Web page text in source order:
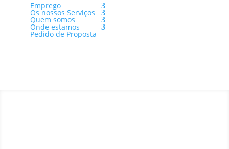
Emprego
Os nossos Serviços
Quem somos
Onde estamos
Pedido de Proposta